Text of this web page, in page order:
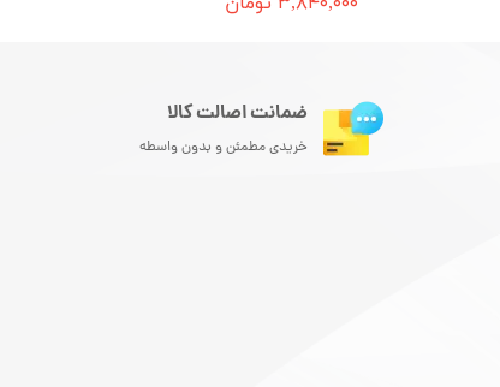
ضمانت اصالت کالا
خریدی مطمئن و بدون واسطه